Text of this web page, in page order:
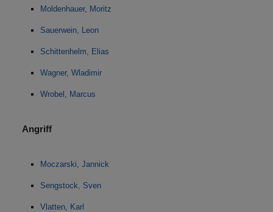
Moldenhauer, Moritz
Sauerwein, Leon
Schittenhelm, Elias
Wagner, Wladimir
Wrobel, Marcus
Angriff
Moczarski, Jannick
Sengstock, Sven
Vlatten, Karl